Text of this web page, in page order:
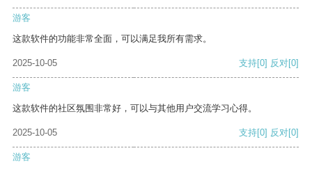
游客
这款软件的功能非常全面，可以满足我所有需求。
2025-10-05 支持[0] 反对[0]
游客
这款软件的社区氛围非常好，可以与其他用户交流学习心得。
2025-10-05 支持[0] 反对[0]
游客